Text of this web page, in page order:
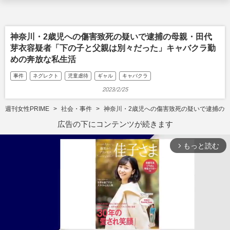
神奈川・2歳児への傷害致死の疑いで逮捕の母親・田代
芽衣容疑者「下の子と父親は別々だった」キャバクラ勤
めの奔放な私生活
事件 ネグレクト 児童虐待 ギャル キャバクラ
2023/2/25
週刊女性PRIME 社会・事件 神奈川・2歳児への傷害致死の疑いで逮捕の
広告の下にコンテンツが続きます
arrow_forward_ios もっと読む